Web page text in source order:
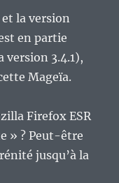
la version
en partie
3.4.1),
Mageïa.
Firefox ESR
» ? Peut-être
jusqu’à la